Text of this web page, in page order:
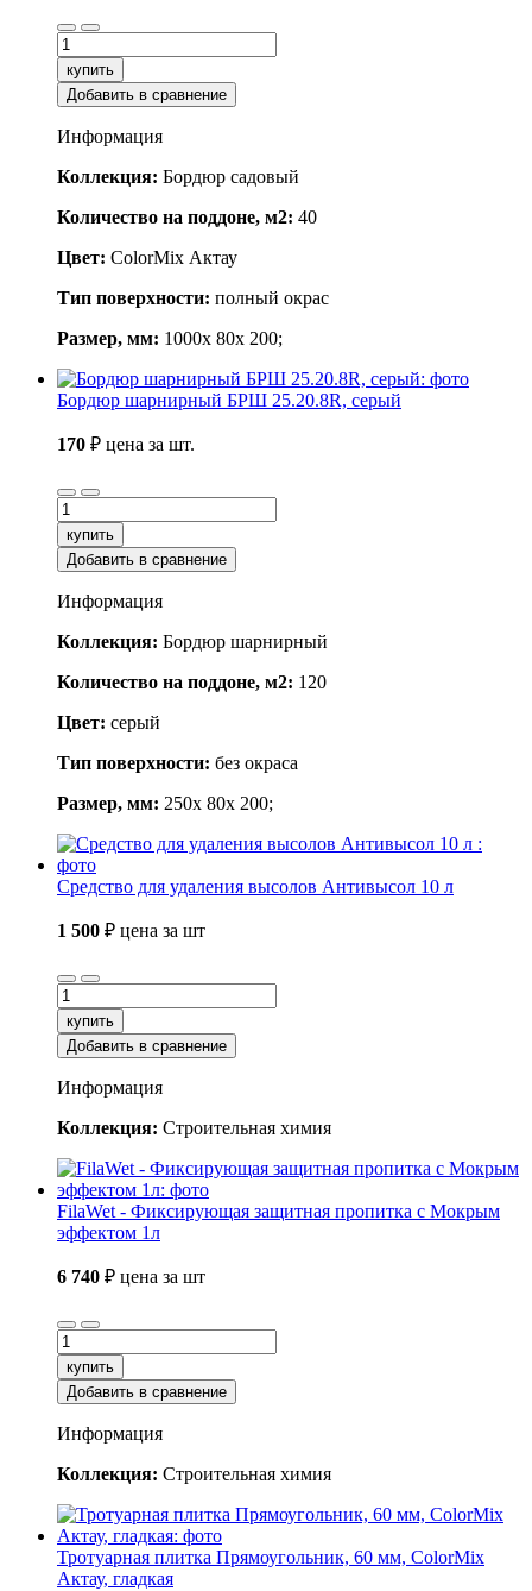
купить
Добавить в сравнение
Информация
Коллекция: Бордюр садовый
Количество на поддоне, м2: 40
Цвет: ColorMix Актау
Тип поверхности: полный окрас
Размер, мм: 1000x 80x 200;
Бордюр шарнирный БРШ 25.20.8R, серый
170 ₽ цена за шт.
купить
Добавить в сравнение
Информация
Коллекция: Бордюр шарнирный
Количество на поддоне, м2: 120
Цвет: серый
Тип поверхности: без окраса
Размер, мм: 250x 80x 200;
Средство для удаления высолов Антивысол 10 л
1 500 ₽ цена за шт
купить
Добавить в сравнение
Информация
Коллекция: Строительная химия
FilaWet - Фиксирующая защитная пропитка с Мокрым
эффектом 1л
6 740 ₽ цена за шт
купить
Добавить в сравнение
Информация
Коллекция: Строительная химия
Тротуарная плитка Прямоугольник, 60 мм, ColorMix
Актау, гладкая